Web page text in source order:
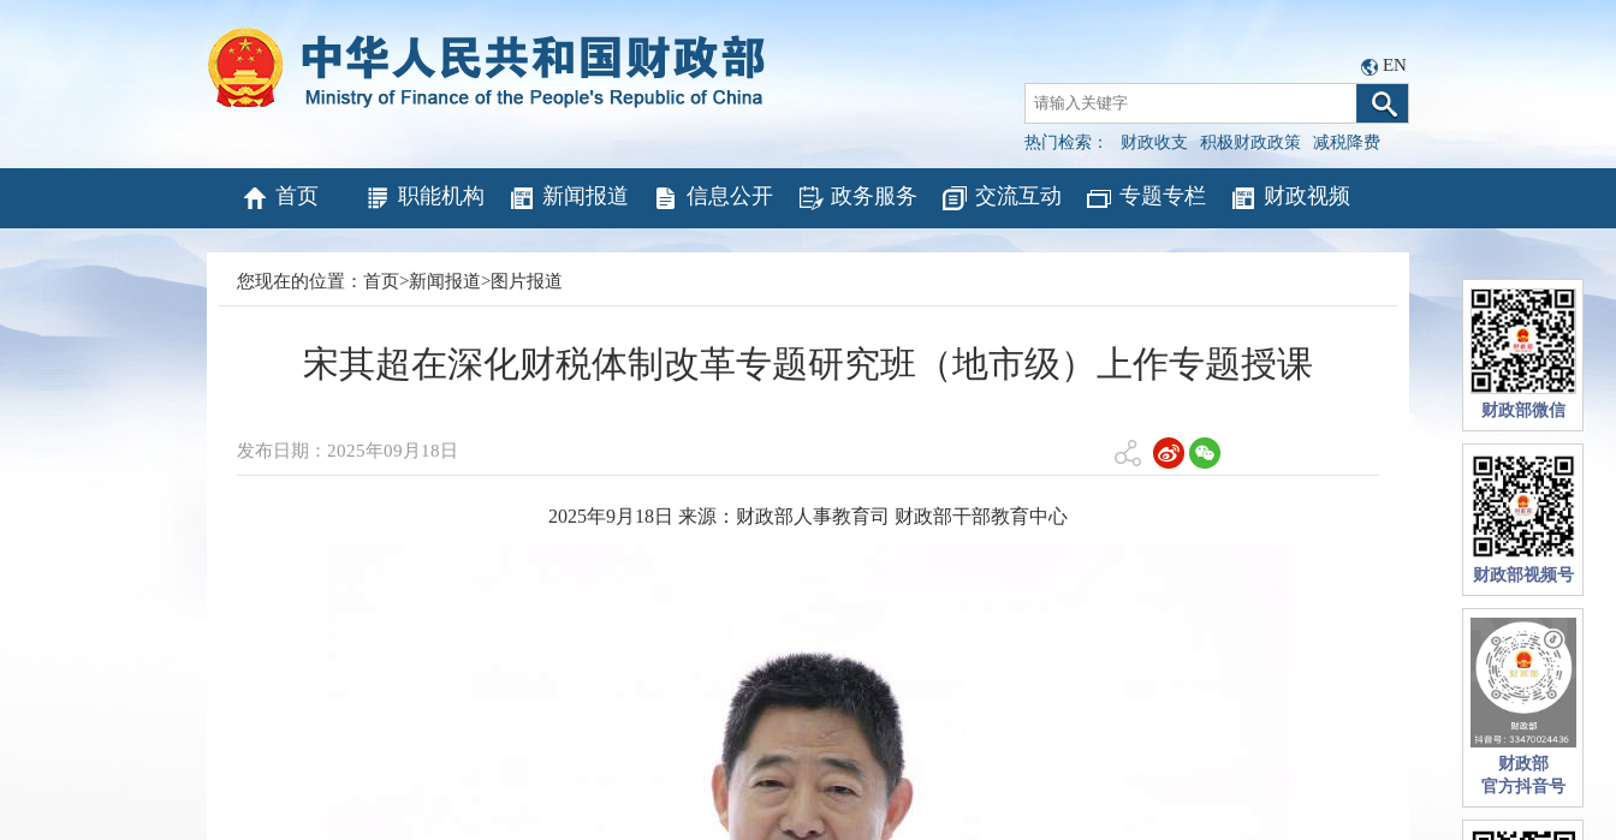
EN
热门检索： 财政收支 积极财政政策 减税降费
首页 职能机构 新闻报道 信息公开 政务服务 交流互动 专题专栏 财政视频
您现在的位置： 首页>新闻报道>图片报道
宋其超在深化财税体制改革专题研究班（地市级）上作专题授课
发布日期：2025年09月18日
2025年9月18日 来源：财政部人事教育司 财政部干部教育中心
财政部微信
财政部视频号
财政部
官方抖音号